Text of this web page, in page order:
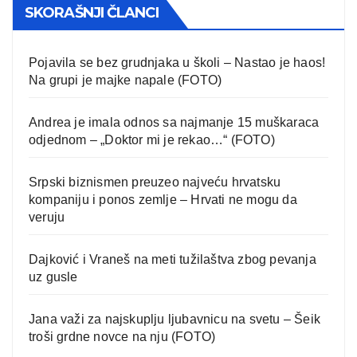
SKORAŠNJI ČLANCI
Pojavila se bez grudnjaka u školi – Nastao je haos!
Na grupi je majke napale (FOTO)
Andrea je imala odnos sa najmanje 15 muškaraca
odjednom – „Doktor mi je rekao…“ (FOTO)
Srpski biznismen preuzeo najveću hrvatsku
kompaniju i ponos zemlje – Hrvati ne mogu da
veruju
Dajković i Vraneš na meti tužilaštva zbog pevanja
uz gusle
Jana važi za najskuplju ljubavnicu na svetu – Šeik
troši grdne novce na nju (FOTO)